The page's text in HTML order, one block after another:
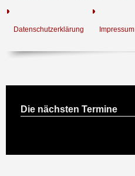
Datenschutzerklärung Impressum
Die nächsten Termine